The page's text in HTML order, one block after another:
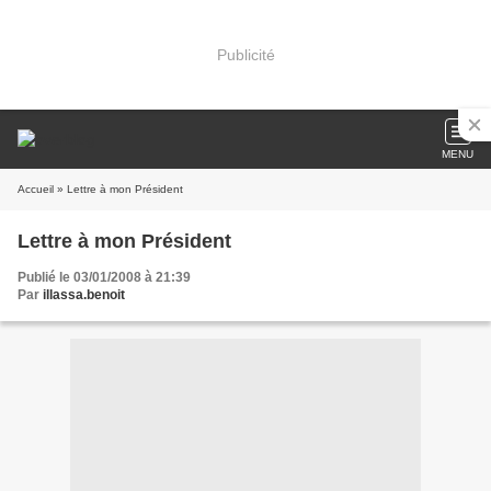
Publicité
MENU
Accueil » Lettre à mon Président
Lettre à mon Président
Publié le 03/01/2008 à 21:39
Par illassa.benoit